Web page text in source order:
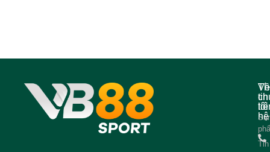
Về
tôi
Tin
tin
hệ